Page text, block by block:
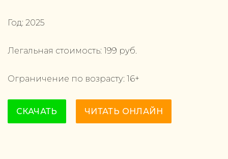
Год: 2025
Легальная стоимость: 199 руб.
Ограничение по возрасту: 16+
СКАЧАТЬ ЧИТАТЬ ОНЛАЙН